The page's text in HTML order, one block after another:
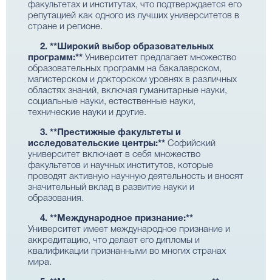
факультетах и институтах, что подтверждается его
репутацией как одного из лучших университетов в
стране и регионе.
2. **Широкий выбор образовательных
программ:** Университет предлагает множество
образовательных программ на бакалаврском,
магистерском и докторском уровнях в различных
областях знаний, включая гуманитарные науки,
социальные науки, естественные науки,
технические науки и другие.
3. **Престижные факультеты и
исследовательские центры:** Софийский
университет включает в себя множество
факультетов и научных институтов, которые
проводят активную научную деятельность и вносят
значительный вклад в развитие науки и
образования.
4. **Международное признание:**
Университет имеет международное признание и
аккредитацию, что делает его дипломы и
квалификации признанными во многих странах
мира.